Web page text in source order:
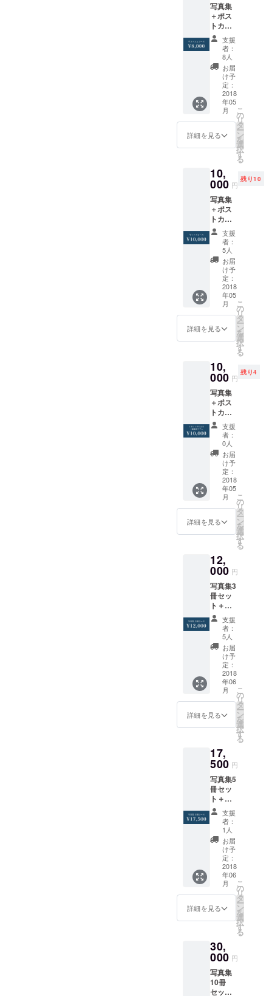
写真集
＋ポス
トカー
ド＋展
示レセ
プショ
ンパー
ティご
招待＋
「South
End（
端）」
サコッ
シュ ※
2018年
5月4日
以降順
次発送
支援
者：
8人
お届
け予
定：
2018
年05
月
詳細を見る
こ
の
リ
タ
ー
ン
を
選
択
す
る
10,
000 円
残り10
写真集
＋ポス
トカー
ド＋展
示レセ
プショ
ンパー
ティご
招待＋
「South
End（
端）」
キャッ
プ ※送
2018年
5月4日
以降順
次発送
支援
者：
5人
お届
け予
定：
2018
年05
月
詳細を見る
こ
の
リ
タ
ー
ン
を
選
択
す
る
10,
000 円
残り4
写真集
＋ポス
トカー
ド＋展
示レセ
プショ
ンパー
ティご
招待＋
ミネシ
ンゴに
よる三
浦観光
ツアー
参加券
※送料込
2018年
5月4日
以降順
次発送
支援
者：
0人
お届
け予
定：
2018
年05
月
詳細を見る
こ
の
リ
タ
ー
ン
を
選
択
す
る
12,
000 円
写真集3
冊セッ
ト＋ポ
スト
カード
＋展示
レセプ
ション
パー
ティご
招待 ※
送料込
み・
2018年
6月以降
支援
者：
5人
お届
け予
定：
2018
年06
月
詳細を見る
こ
の
リ
タ
ー
ン
を
選
択
す
る
17,
500 円
写真集5
冊セッ
ト＋ポ
スト
カード
＋展示
レセプ
ション
パー
ティご
招待 ※
送料込
み・
2018年
6月以降
支援
者：
1人
お届
け予
定：
2018
年06
月
詳細を見る
こ
の
リ
タ
ー
ン
を
選
択
す
る
30,
000 円
写真集
10冊
セット